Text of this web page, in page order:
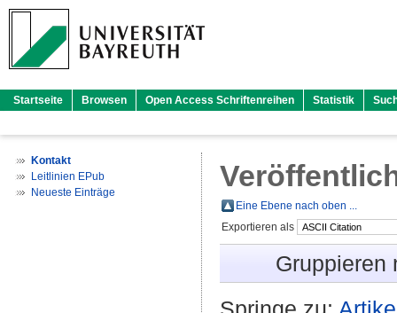
Startseite Browsen Open Access Schriftenreihen Statistik
Kontakt
Leitlinien EPub
Neueste Einträge
Eine Ebene nach oben ...
Exportieren als
Gruppieren